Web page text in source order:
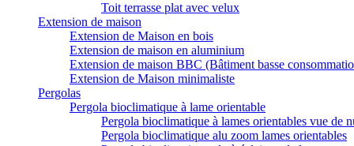
Toit terrasse plat avec velux
Extension de maison
Extension de Maison en bois
Extension de maison en aluminium
Extension de maison BBC (Bâtiment basse
Extension de Maison minimaliste
Pergolas
Pergola bioclimatique à lame orientable
Pergola bioclimatique à lames orientables vue de
Pergola bioclimatique alu zoom lames orientables